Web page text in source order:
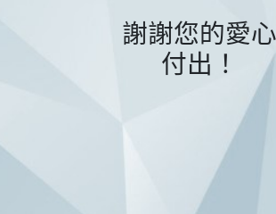
謝謝您的愛心
付出！